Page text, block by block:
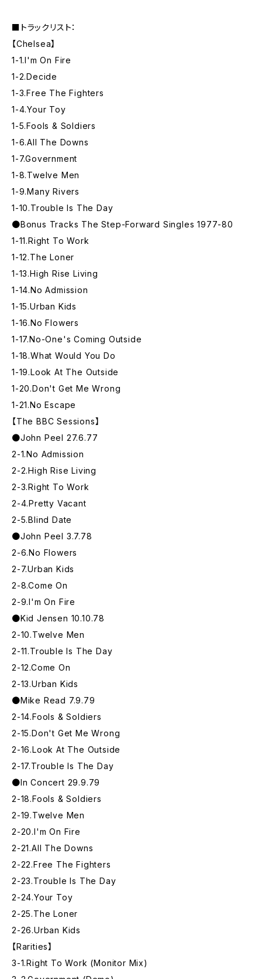
■トラックリスト：
【Chelsea】
1-1.I'm On Fire
1-2.Decide
1-3.Free The Fighters
1-4.Your Toy
1-5.Fools & Soldiers
1-6.All The Downs
1-7.Government
1-8.Twelve Men
1-9.Many Rivers
1-10.Trouble Is The Day
●Bonus Tracks The Step-Forward Singles 1977-80
1-11.Right To Work
1-12.The Loner
1-13.High Rise Living
1-14.No Admission
1-15.Urban Kids
1-16.No Flowers
1-17.No-One's Coming Outside
1-18.What Would You Do
1-19.Look At The Outside
1-20.Don't Get Me Wrong
1-21.No Escape
【The BBC Sessions】
●John Peel 27.6.77
2-1.No Admission
2-2.High Rise Living
2-3.Right To Work
2-4.Pretty Vacant
2-5.Blind Date
●John Peel 3.7.78
2-6.No Flowers
2-7.Urban Kids
2-8.Come On
2-9.I'm On Fire
●Kid Jensen 10.10.78
2-10.Twelve Men
2-11.Trouble Is The Day
2-12.Come On
2-13.Urban Kids
●Mike Read 7.9.79
2-14.Fools & Soldiers
2-15.Don't Get Me Wrong
2-16.Look At The Outside
2-17.Trouble Is The Day
●In Concert 29.9.79
2-18.Fools & Soldiers
2-19.Twelve Men
2-20.I'm On Fire
2-21.All The Downs
2-22.Free The Fighters
2-23.Trouble Is The Day
2-24.Your Toy
2-25.The Loner
2-26.Urban Kids
【Rarities】
3-1.Right To Work (Monitor Mix)